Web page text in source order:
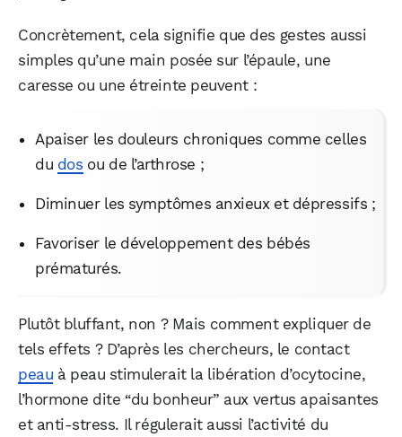
Concrètement, cela signifie que des gestes aussi
simples qu’une main posée sur l’épaule, une
caresse ou une étreinte peuvent :
Apaiser les douleurs chroniques comme celles
du dos ou de l’arthrose ;
Diminuer les symptômes anxieux et dépressifs ;
Favoriser le développement des bébés
prématurés.
Plutôt bluffant, non ? Mais comment expliquer de
tels effets ? D’après les chercheurs, le contact
peau à peau stimulerait la libération d’ocytocine,
l’hormone dite “du bonheur” aux vertus apaisantes
et anti-stress. Il régulerait aussi l’activité du